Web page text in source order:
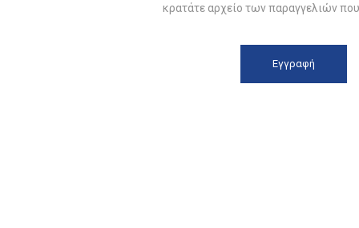
κρατάτε αρχείο των παραγγελιών που